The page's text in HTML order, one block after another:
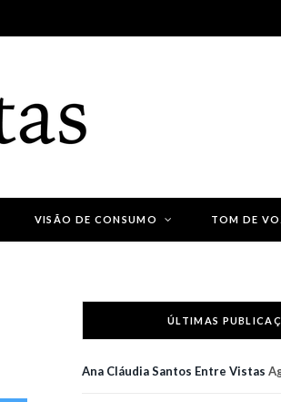
VISÃO DE CONSUMO TOM DE
ÚLTIMAS
Ana Cláudia Santos Entre Vistas